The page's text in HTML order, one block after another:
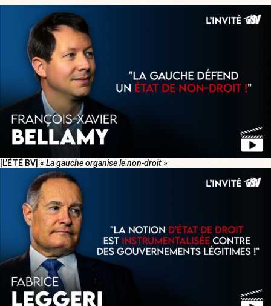
[L’ÉTÉ BV] « La gauche organise le non-droit»